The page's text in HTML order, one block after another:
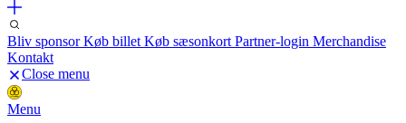
Bliv sponsorKøb billet Køb sæsonkort Partner-login Merchandise
Kontakt
Close menu
Menu